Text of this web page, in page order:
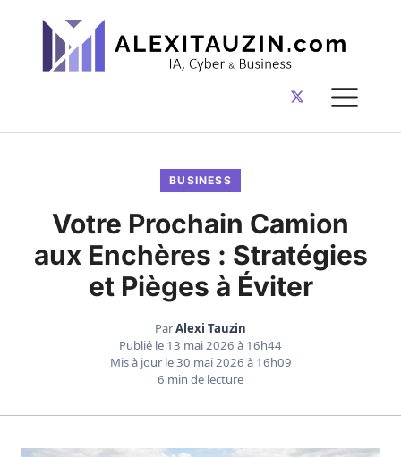
contenu
BUSINESS
Votre Prochain Camion
aux Enchères : Stratégies
et Pièges à Éviter
ParAlexi Tauzin
Publié le 13 mai 2026 à 16h44
Mis à jour le30 mai 2026 à 16h09
6 min de lecture